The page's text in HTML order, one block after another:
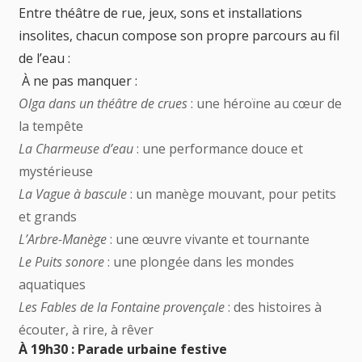
Entre théâtre de rue, jeux, sons et installations
insolites, chacun compose son propre parcours au fil
de l’eau :
À ne pas manquer :
Olga dans un théâtre de crues: une héroïne au cœur de
la tempête
La Charmeuse d’eau: une performance douce et
mystérieuse
La Vague à bascule: un manège mouvant, pour petits
et grands
L’Arbre-Manège: une œuvre vivante et tournante
Le Puits sonore: une plongée dans les mondes
aquatiques
Les Fables de la Fontaine provençale: des histoires à
écouter, à rire, à rêver
À 19h30 : Parade urbaine festive